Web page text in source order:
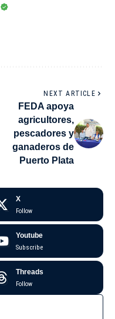
NEXT ARTICLE
FEDA apoya
agricultores,
pescadores y
ganaderos de
Puerto Plata
X
Follow
Youtube
Subscribe
Threads
Follow